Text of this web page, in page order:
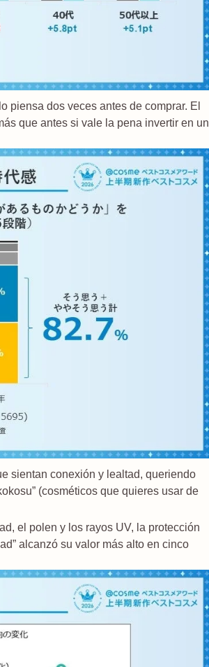
piensa dos veces antes de comprar. El
que antes si vale la pena invertir en un
sientan conexión y lealtad, queriendo
(cosméticos que quieres usar de
el polen y los rayos UV, la protección
alcanzó su valor más alto en cinco